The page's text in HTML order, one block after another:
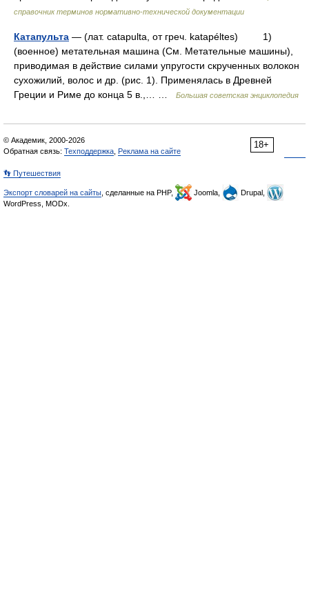
справочник терминов нормативно-технической документации
Катапульта — (лат. catapulta, от греч. katapéltes) 1)
(военное) метательная машина (См. Метательные машины),
приводимая в действие силами упругости скрученных волокон
сухожилий, волос и др. (рис. 1). Применялась в Древней
Греции и Риме до конца 5 в.,… …
Большая советская энциклопедия
18+
© Академик, 2000-2026
Обратная связь: Техподдержка Реклама на сайте
👣 Путешествия
Экспорт словарей на сайты , сделанные на PHP, Joomla,
Drupal,
WordPress, MODx.